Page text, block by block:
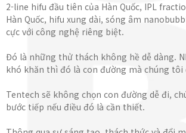
2-line hifu đầu tiên của Hàn Quốc, IPL
Hàn Quốc, hifu xung dài, sóng âm
cực với công nghệ riêng biệt.
Đó là những thử thách không hề dễ dàng.
khó khăn thì đó là con đường mà chúng tôi
Tentech sẽ không chọn con đường dễ đi,
bước tiếp nếu điều đó là cần thiết.